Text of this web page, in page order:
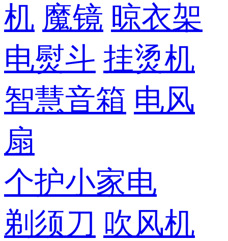
机 魔镜 晾衣架
电熨斗 挂烫机
智慧音箱 电风
扇
个护小家电
剃须刀 吹风机